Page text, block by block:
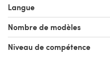
Langue
Nombre de modèles
Niveau de compétence